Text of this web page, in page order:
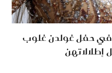
في حفل غولدن غلوب
إطلالاتهن